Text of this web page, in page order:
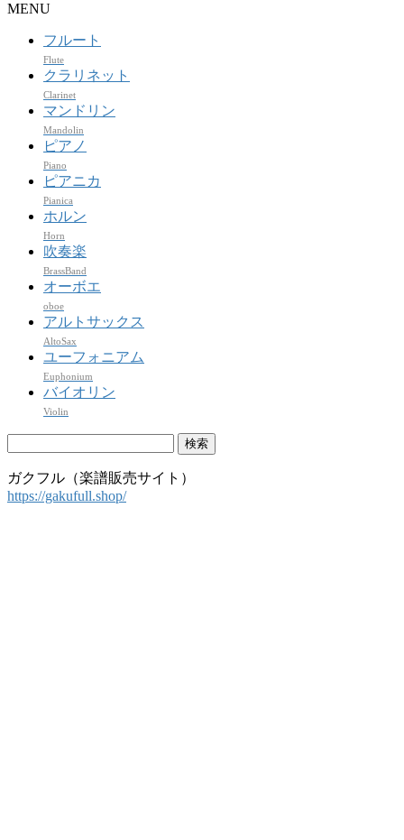
MENU
フルート
Flute
クラリネット
Clarinet
マンドリン
Mandolin
ピアノ
Piano
ピアニカ
Pianica
ホルン
Horn
吹奏楽
BrassBand
オーボエ
oboe
アルトサックス
AltoSax
ユーフォニアム
Euphonium
バイオリン
Violin
ガクフル（楽譜販売サイト）
https://gakufull.shop/